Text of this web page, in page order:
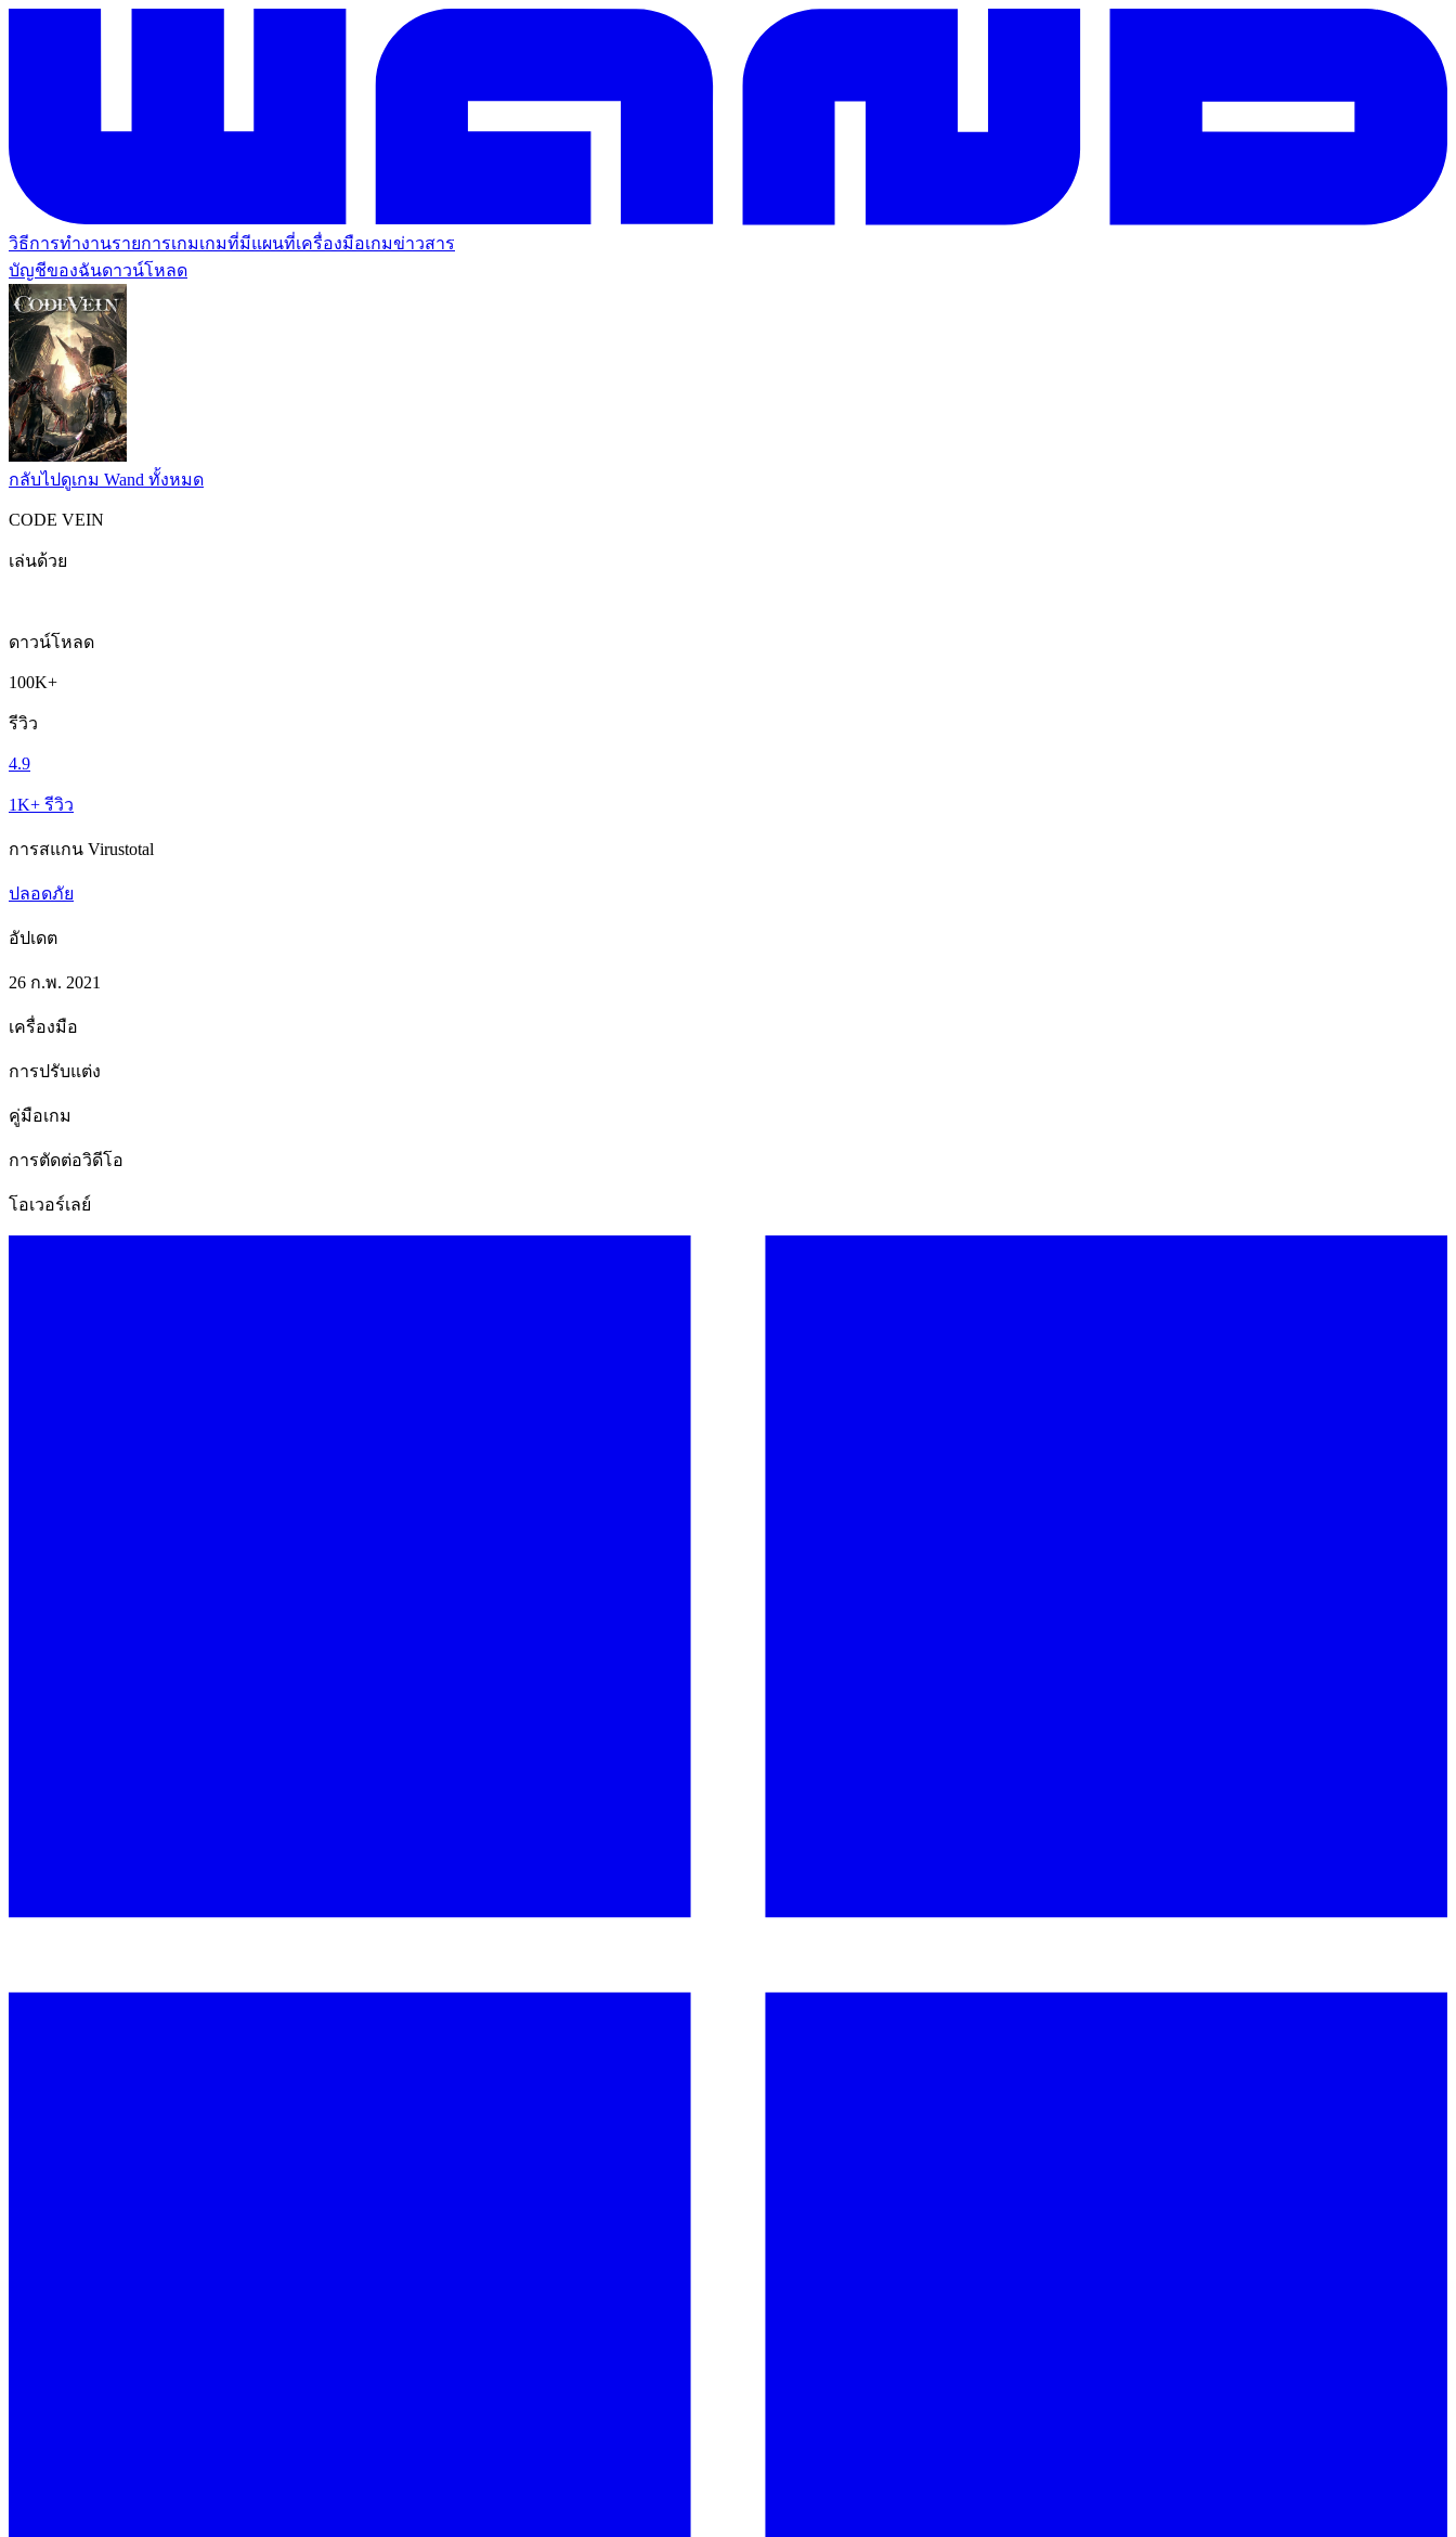
วิธีการทำงานรายการเกมเกมที่มีแผนที่เครื่องมือเกมข่าวสาร
บัญชีของฉันดาวน์โหลด
กลับไปดูเกม Wand ทั้งหมด
CODE VEIN
เล่นด้วย
ดาวน์โหลด
100K+
รีวิว
4.9
1K+ รีวิว
การสแกน Virustotal
ปลอดภัย
อัปเดต
26 ก.พ. 2021
เครื่องมือ
การปรับแต่ง
คู่มือเกม
การตัดต่อวิดีโอ
โอเวอร์เลย์